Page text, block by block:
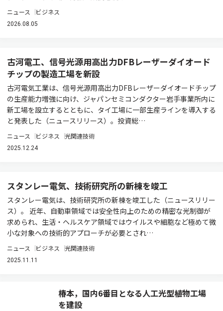
ニュース ビジネス
2026.08.05
古河電工、信号光源用高出力DFBレーザーダイオード
チップの製造工場を新設
古河電気工業は、信号光源用高出力DFBレーザーダイオードチップ
の生産能力増強に向け、ジャパンセミコンダクター岩手事業所内に
新工場を設立するとともに、タイ工場に一部生産ラインを導入する
と発表した（ニュースリリース）。投資総…
ニュース ビジネス 光関連技術
2025.12.24
スタンレー電気、技術研究所の新棟を竣工
スタンレー電気は、技術研究所の新棟を竣工した（ニュースリリー
ス）。 近年、自動車領域では安全性向上のための精密な光制御が
求められ、生活・ヘルスケア領域ではウイルスや細胞など極めて微
小な対象への技術的アプローチが必要とされ…
ニュース ビジネス 光関連技術
2025.11.11
椿本，国内6番目となる人工光型植物工場
を建設